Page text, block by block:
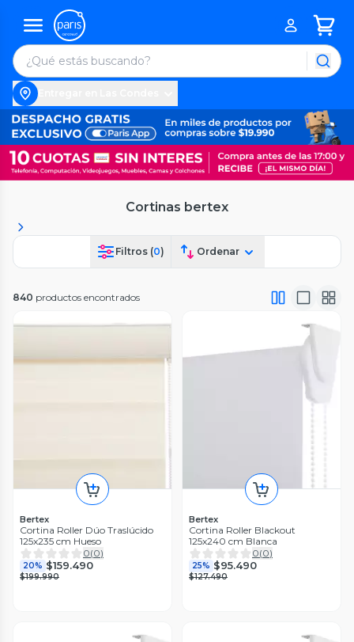
Cortinas bertex
Filtros (0) Ordenar
840 productos encontrados
Bertex
Cortina Roller Dúo Traslúcido
125x235 cm Hueso
0(0)
20% $159.490
$199.990
Bertex
Cortina Roller Blackout
125x240 cm Blanca
0(0)
25% $95.490
$127.490